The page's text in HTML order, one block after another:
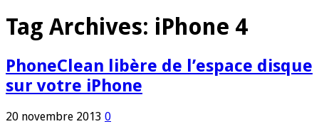
Tag Archives: iPhone 4
PhoneClean libère de l’espace disque
sur votre iPhone
20 novembre 2013 0